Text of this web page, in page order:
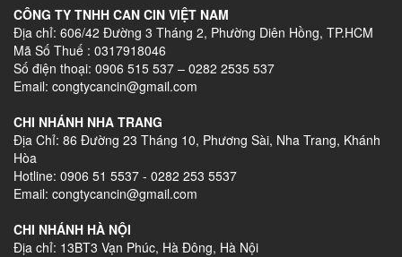
CÔNG TY TNHH CAN CIN VIỆT NAM
Địa chỉ: 606/42 Đường 3 Tháng 2, Phường Diên Hồng, TP.HCM
Mã Số Thuế : 0317918046
Số điện thoại: 0906 515 537 – 0282 2535 537
Email: congtycancin@gmail.com
CHI NHÁNH NHA TRANG
Địa Chỉ: 86 Đường 23 Tháng 10, Phương Sài, Nha Trang, Khánh
Hòa
Hotline: 0906 51 5537 - 0282 253 5537
Email: congtycancin@gmail.com
CHI NHÁNH HÀ NỘI
Địa chỉ: 13BT3 Vạn Phúc, Hà Đông, Hà Nội